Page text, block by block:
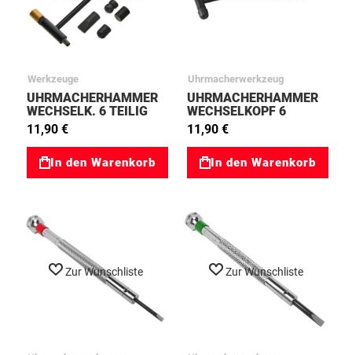
Werkzeuge
UHRMACHERHAMMER
WECHSELK. 6 TEILIG
29073013
11,90 €
In den Warenkorb
Uhrmacherwerkzeug
UHRMACHERHAMMER
WECHSELKOPF 6
TEILIG TS 26852600
11,90 €
In den Warenkorb
Zur Wunschliste Zur Wunschliste